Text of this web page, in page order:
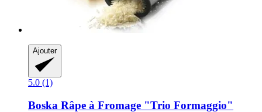
Ajouter
5.0 (1)
Boska Râpe à Fromage "Trio Formaggio"